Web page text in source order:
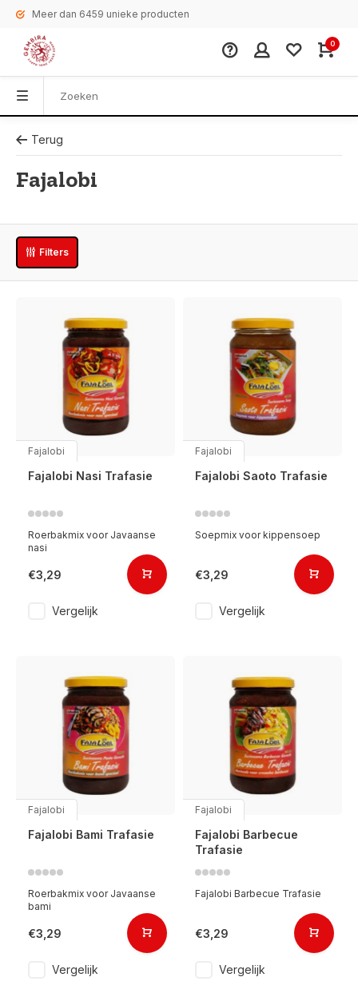
Meer dan 6459 unieke producten
0
Terug
Fajalobi
Filters
Fajalobi
Fajalobi Nasi Trafasie
Roerbakmix voor Javaanse
nasi
€3,29
Vergelijk
Fajalobi
Fajalobi Saoto Trafasie
Soepmix voor kippensoep
€3,29
Vergelijk
Fajalobi
Fajalobi Bami Trafasie
Roerbakmix voor Javaanse
bami
€3,29
Vergelijk
Fajalobi
Fajalobi Barbecue
Trafasie
Fajalobi Barbecue Trafasie
€3,29
Vergelijk